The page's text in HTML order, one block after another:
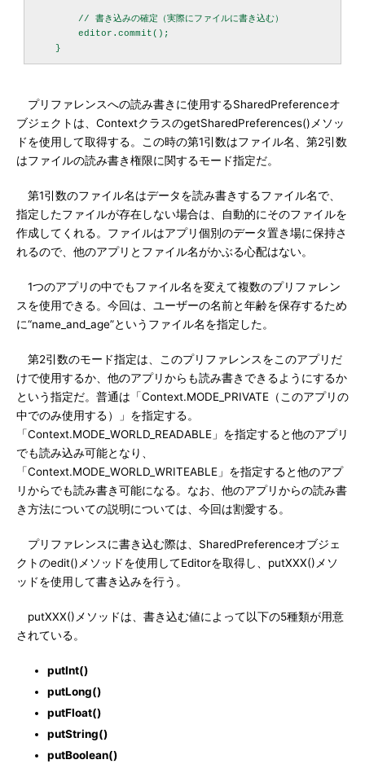
        // 書き込みの確定（実際にファイルに書き込む）
        editor.commit();
プリファレンスへの読み書きに使用するSharedPreferenceオ
ブジェクトは、ContextクラスのgetSharedPreferences()メソッ
ドを使用して取得する。この時の第1引数はファイル名、第2引数
はファイルの読み書き権限に関するモード指定だ。
第1引数のファイル名はデータを読み書きするファイル名で、
指定したファイルが存在しない場合は、自動的にそのファイルを
作成してくれる。ファイルはアプリ個別のデータ置き場に保持さ
れるので、他のアプリとファイル名がかぶる心配はない。
1つのアプリの中でもファイル名を変えて複数のプリファレン
スを使用できる。今回は、ユーザーの名前と年齢を保存するため
に“name_and_age”というファイル名を指定した。
第2引数のモード指定は、このプリファレンスをこのアプリだ
けで使用するか、他のアプリからも読み書きできるようにするか
という指定だ。普通は「Context.MODE_PRIVATE（このアプリの
中でのみ使用する）」を指定する。
「Context.MODE_WORLD_READABLE」を指定すると他のアプリ
でも読み込み可能となり、
「Context.MODE_WORLD_WRITEABLE」を指定すると他のアプ
リからでも読み書き可能になる。なお、他のアプリからの読み書
き方法についての説明については、今回は割愛する。
プリファレンスに書き込む際は、SharedPreferenceオブジェ
クトのedit()メソッドを使用してEditorを取得し、putXXX()メソ
ッドを使用して書き込みを行う。
putXXX()メソッドは、書き込む値によって以下の5種類が用意
されている。
putInt()
putLong()
putFloat()
putString()
putBoolean()